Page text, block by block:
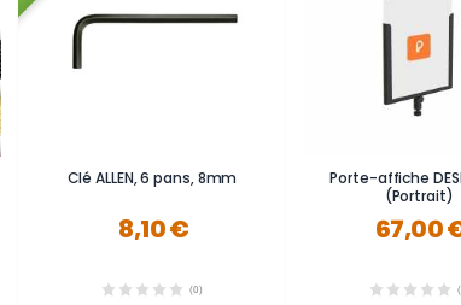
Clé ALLEN, 6 pans, 8mm
8,10 €
(0)
Porte-affiche
(Portrait)
67,00